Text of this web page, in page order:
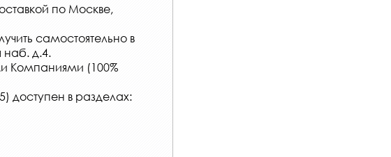
по Москве,
самостоятельно в
наб. д.4.
Компаниями (100%
доступен в разделах: